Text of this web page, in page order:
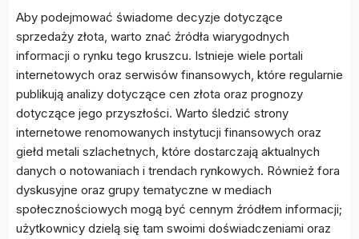
Aby podejmować świadome decyzje dotyczące
sprzedaży złota, warto znać źródła wiarygodnych
informacji o rynku tego kruszcu. Istnieje wiele portali
internetowych oraz serwisów finansowych, które regularnie
publikują analizy dotyczące cen złota oraz prognozy
dotyczące jego przyszłości. Warto śledzić strony
internetowe renomowanych instytucji finansowych oraz
giełd metali szlachetnych, które dostarczają aktualnych
danych o notowaniach i trendach rynkowych. Również fora
dyskusyjne oraz grupy tematyczne w mediach
społecznościowych mogą być cennym źródłem informacji;
użytkownicy dzielą się tam swoimi doświadczeniami oraz